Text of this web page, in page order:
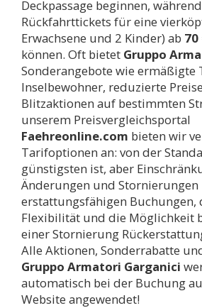
Deckpassage beginnen,
Rückfahrttickets für eine
Erwachsene und 2 Kinder) ab 70
können. Oft bietet Gruppo
Sonderangebote wie ermäßigte
Inselbewohner, reduzierte
Blitzaktionen auf bestimmten
unserem Preisvergleichsportal
Faehreonline.com bieten wir
Tarifoptionen an: von der
günstigsten ist, aber
Änderungen und Stornierungen
erstattungsfähigen Buchungen,
Flexibilität und die Möglichkeit
einer Stornierung
Alle Aktionen, Sonderrabatte
Gruppo Armatori Garganici
automatisch bei der Buchung
Website angewendet!